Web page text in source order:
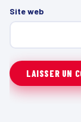
Site web